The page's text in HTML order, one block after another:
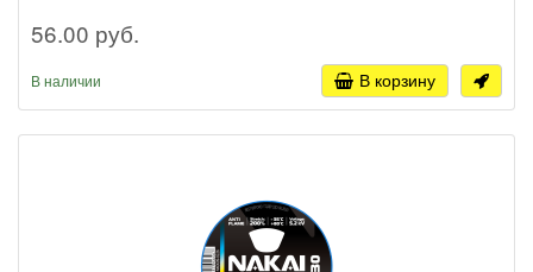
56.00 руб.
В наличии В корзину